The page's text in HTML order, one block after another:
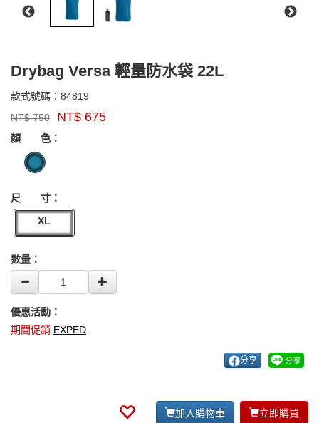
Drybag Versa 輕量防水袋 22L
款式號碼： 84819
牌：
EXPED
NT$750 NT$ 675
GOODS000000000000005457611
顏 色：
尺 寸：
XL
數量：
優惠活動：
期間促銷 EXPED
分享
加入購物車 立即購買